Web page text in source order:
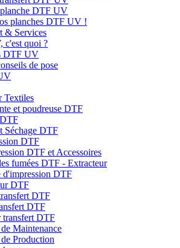
DTF UV
planches DTF UV !
& Services
c'est quoi ?
DTF UV
de pose
Textiles
et poudreuse DTF
Séchage DTF
DTF
DTF et Accessoires
fumées DTF - Extracteur
d'impression DTF
DTF
DTF
DTF
transfert DTF
Maintenance
Production